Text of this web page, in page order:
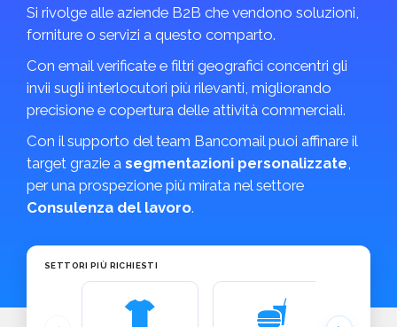
Si rivolge alle aziende B2B che vendono soluzioni,
forniture o servizi a questo comparto.
Con email verificate e filtri geografici concentri gli
invii sugli interlocutori più rilevanti, migliorando
precisione e copertura delle attività commerciali.
Con il supporto del team Bancomail puoi affinare il
target grazie a segmentazioni personalizzate,
per una prospezione più mirata nel settore
Consulenza del lavoro.
SETTORI PIÙ RICHIESTI